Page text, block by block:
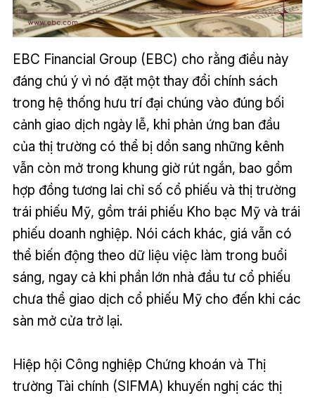
EBC Financial Group (EBC) cho rằng điều này
đáng chú ý vì nó đặt một thay đổi chính sách
trong hệ thống hưu trí đại chúng vào đúng bối
cảnh giao dịch ngày lễ, khi phản ứng ban đầu
của thị trường có thể bị dồn sang những kênh
vẫn còn mở trong khung giờ rút ngắn, bao gồm
hợp đồng tương lai chỉ số cổ phiếu và thị trường
trái phiếu Mỹ, gồm trái phiếu Kho bạc Mỹ và trái
phiếu doanh nghiệp. Nói cách khác, giá vẫn có
thể biến động theo dữ liệu việc làm trong buổi
sáng, ngay cả khi phần lớn nhà đầu tư cổ phiếu
chưa thể giao dịch cổ phiếu Mỹ cho đến khi các
sàn mở cửa trở lại.
Hiệp hội Công nghiệp Chứng khoán và Thị
trường Tài chính (SIFMA) khuyến nghị các thị